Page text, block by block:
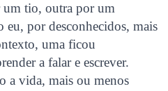
um tio, outra por um
por desconhecidos, mais
uma ficou
a falar e escrever.
a vida, mais ou menos